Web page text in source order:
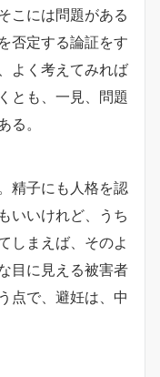
こには問題がある
否定する論証をす
よく考えてみれば
とも、一見、問題
る。
精子にも人格を認
いいけれど、うち
しまえば、そのよ
目に見える被害者
点で、避妊は、中